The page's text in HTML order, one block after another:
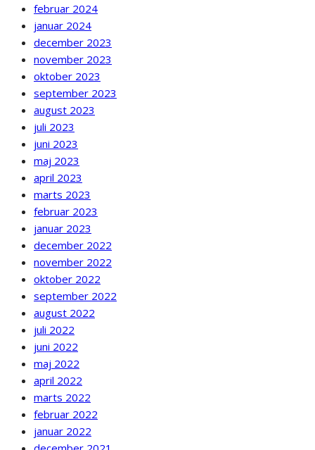
februar 2024
januar 2024
december 2023
november 2023
oktober 2023
september 2023
august 2023
juli 2023
juni 2023
maj 2023
april 2023
marts 2023
februar 2023
januar 2023
december 2022
november 2022
oktober 2022
september 2022
august 2022
juli 2022
juni 2022
maj 2022
april 2022
marts 2022
februar 2022
januar 2022